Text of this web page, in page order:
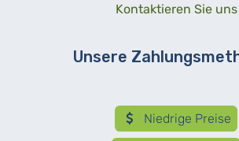
Kontaktieren Sie uns
Unsere
Niedrige Preise